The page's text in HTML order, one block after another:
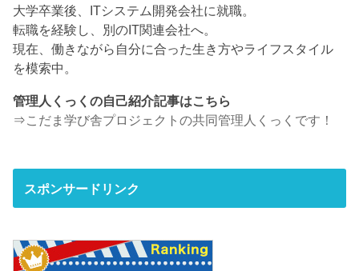
大学卒業後、ITシステム開発会社に就職。
転職を経験し、別のIT関連会社へ。
現在、働きながら自分に合った生き方やライフスタイル
を模索中。
管理人くっくの自己紹介記事はこちら
⇒こだま学び舎プロジェクトの共同管理人くっくです！
スポンサードリンク